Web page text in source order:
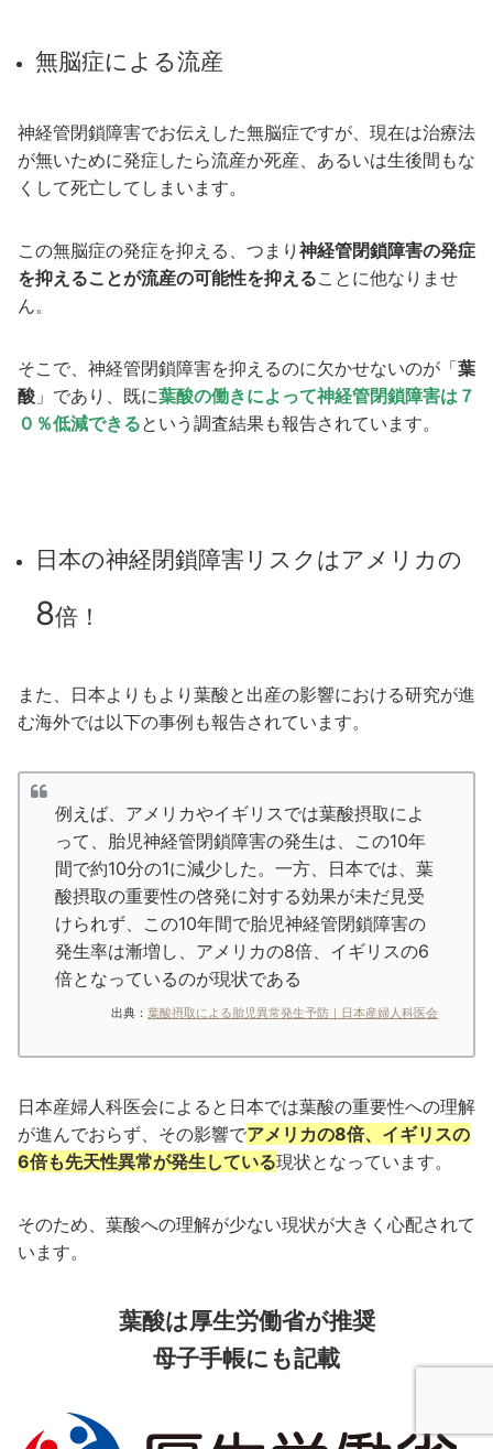
無脳症による流産
神経管閉鎖障害でお伝えした無脳症ですが、現在は治療法
が無いために発症したら流産か死産、あるいは生後間もな
くして死亡してしまいます。
この無脳症の発症を抑える、つまり 神経管閉鎖障害の発症
を抑えることが流産の可能性を抑えることに他なりませ
ん。
そこで、神経管閉鎖障害を抑えるのに欠かせないのが「葉
酸 」であり、既に葉酸の働きによって神経管閉鎖障害は７
０％低減できるという調査結果も報告されています。
日本の神経閉鎖障害リスクはアメリカの
8倍！
また、日本よりもより葉酸と出産の影響における研究が進
む海外では以下の事例も報告されています。
例えば、アメリカやイギリスでは葉酸摂取によ
って、胎児神経管閉鎖障害の発生は、この10年
間で約10分の1に減少した。一方、日本では、葉
酸摂取の重要性の啓発に対する効果が未だ見受
けられず、この10年間で胎児神経管閉鎖障害の
発生率は漸増し、アメリカの8倍、イギリスの6
倍となっているのが現状である
出典： 葉酸摂取による胎児異常発生予防｜日本産婦人科医会
日本産婦人科医会によると日本では葉酸の重要性への理解
が進んでおらず、その影響でアメリカの8倍、イギリスの
6倍も先天性異常が発生している現状となっています。
そのため、葉酸への理解が少ない現状が大きく心配されて
います。
葉酸は厚生労働省が推奨
母子手帳にも記載